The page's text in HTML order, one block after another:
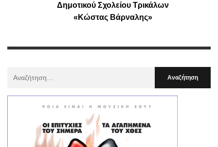
Δημοτικού Σχολείου Τρικάλων
«Κώστας Βάρναλης»
: